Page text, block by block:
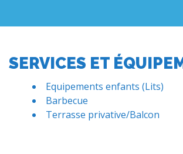
SERVICES ET
Equipements enfants (Lits)
Barbecue
Terrasse privative/Balcon